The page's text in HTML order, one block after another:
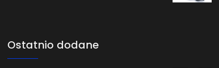
Ostatnio dodane